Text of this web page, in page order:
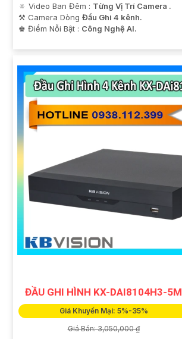
🔅 Video Ban Đêm : Từng Vị Trí Camera .
⚒ Camera Dòng Đầu Ghi 4 kênh.
️♚ Điểm Nỗi Bật : Công Nghệ AI.
ĐẦU GHI HÌNH KX-DAI8104H3-5M
Giá Khuyến Mại: 5%-35%
Giá Bán: 3,050,000 ₫